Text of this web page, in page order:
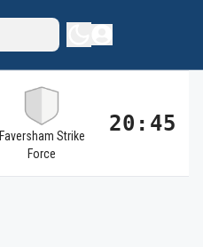
Faversham Strike
Force
20:45